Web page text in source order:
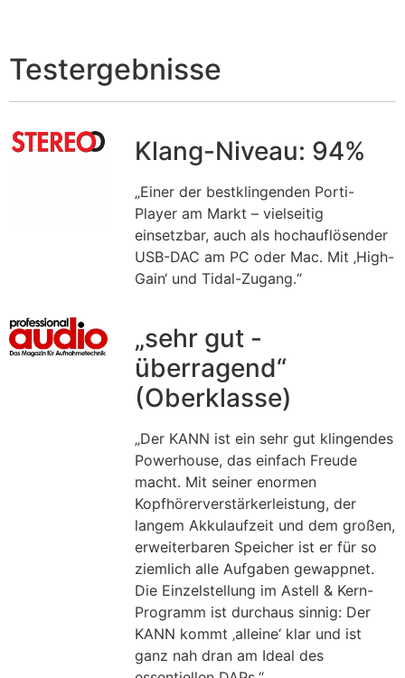
Testergebnisse
Klang-Niveau: 94%
„Einer der bestklingenden Porti-
Player am Markt – vielseitig
einsetzbar, auch als hochauflösender
USB-DAC am PC oder Mac. Mit ‚High-
Gain‘ und Tidal-Zugang.“
„sehr gut -
überragend“
(Oberklasse)
„Der KANN ist ein sehr gut klingendes
Powerhouse, das einfach Freude
macht. Mit seiner enormen
Kopfhörerverstärkerleistung, der
langem Akkulaufzeit und dem großen,
erweiterbaren Speicher ist er für so
ziemlich alle Aufgaben gewappnet.
Die Einzelstellung im Astell & Kern-
Programm ist durchaus sinnig: Der
KANN kommt ‚alleine‘ klar und ist
ganz nah dran am Ideal des